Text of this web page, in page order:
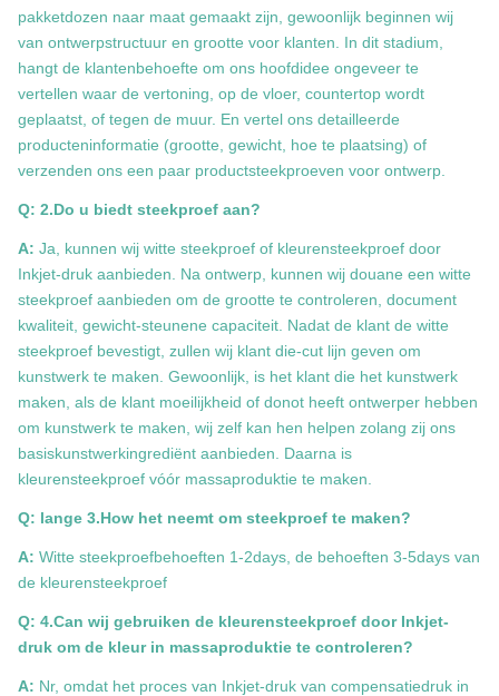
pakketdozen naar maat gemaakt zijn, gewoonlijk beginnen wij
van ontwerpstructuur en grootte voor klanten. In dit stadium,
hangt de klantenbehoefte om ons hoofdidee ongeveer te
vertellen waar de vertoning, op de vloer, countertop wordt
geplaatst, of tegen de muur. En vertel ons detailleerde
producteninformatie (grootte, gewicht, hoe te plaatsing) of
verzenden ons een paar productsteekproeven voor ontwerp.
Q: 2.Do u biedt steekproef aan?
A: Ja, kunnen wij witte steekproef of kleurensteekproef door
Inkjet-druk aanbieden. Na ontwerp, kunnen wij douane een witte
steekproef aanbieden om de grootte te controleren, document
kwaliteit, gewicht-steunene capaciteit. Nadat de klant de witte
steekproef bevestigt, zullen wij klant die-cut lijn geven om
kunstwerk te maken. Gewoonlijk, is het klant die het kunstwerk
maken, als de klant moeilijkheid of donot heeft ontwerper hebben
om kunstwerk te maken, wij zelf kan hen helpen zolang zij ons
basiskunstwerkingrediënt aanbieden. Daarna is
kleurensteekproef vóór massaproduktie te maken.
Q: lange 3.How het neemt om steekproef te maken?
A: Witte steekproefbehoeften 1-2days, de behoeften 3-5days van
de kleurensteekproef
Q: 4.Can wij gebruiken de kleurensteekproef door Inkjet-
druk om de kleur in massaproduktie te controleren?
A: Nr, omdat het proces van Inkjet-druk van compensatiedruk in